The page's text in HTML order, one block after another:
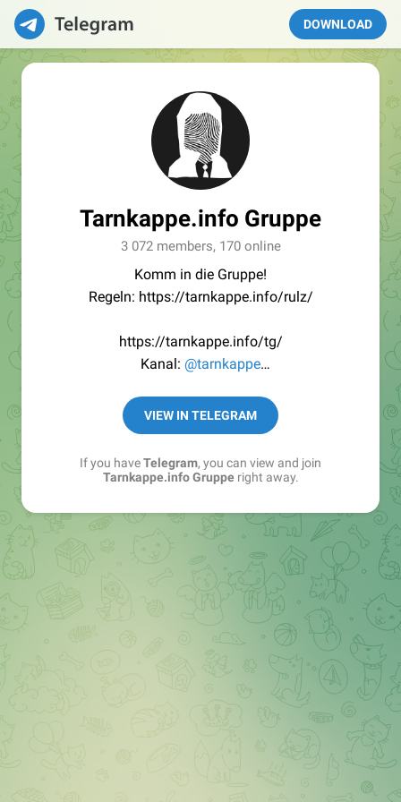
DOWNLOAD
Tarnkappe.info Gruppe
3 072 members, 170 online
Komm in die Gruppe!
Regeln: https://tarnkappe.info/rulz/
https://tarnkappe.info/tg/
Kanal: @tarnkappe
Best of:@bestoftarnkappe
Kochen: https://t.me/+WSW5F1VcmhliMjk6
VIEW IN TELEGRAM
If you haveTelegram, you can view and join
Tarnkappe.info Grupperight away.